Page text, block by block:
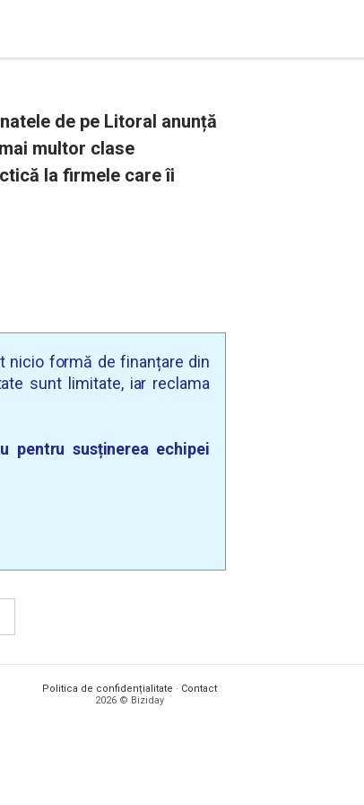
de pe Litoral anunță
multor clase
la firmele care îi
nicio formă de finanțare din
sunt limitate, iar reclama
pentru susținerea echipei
Politica de confidențialitate · Contact
2026 © Biziday